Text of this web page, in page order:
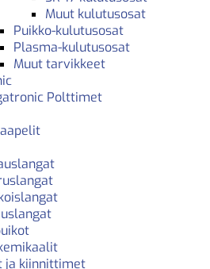
Muut kulutusosat
Puikko-kulutusosat
Plasma-kulutusosat
Muut tarvikkeet
Polttimet
ja kiinnittimet